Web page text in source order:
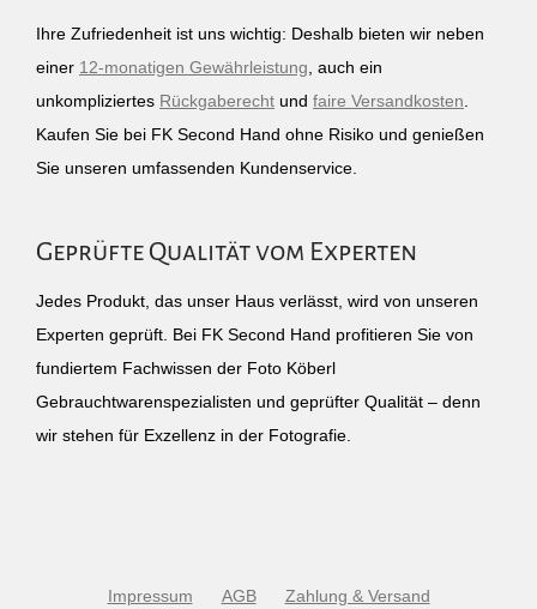
Ihre Zufriedenheit ist uns wichtig: Deshalb bieten wir neben
einer 12-monatigen Gewährleistung , auch ein
unkompliziertes Rückgaberecht und faire Versandkosten
Kaufen Sie bei FK Second Hand ohne Risiko und genießen
Sie unseren umfassenden Kundenservice.
Geprüfte Qualität vom Experten
Jedes Produkt, das unser Haus verlässt, wird von unseren
Experten geprüft. Bei FK Second Hand profitieren Sie von
fundiertem Fachwissen der Foto Köberl
Gebrauchtwarenspezialisten und geprüfter Qualität – denn
wir stehen für Exzellenz in der Fotografie.
Impressum AGB Zahlung & Versand